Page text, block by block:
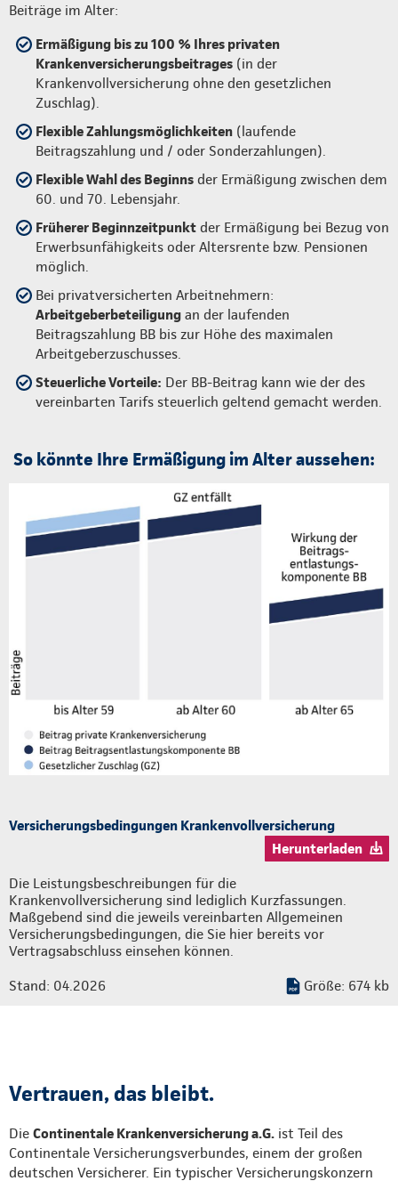
Beiträge im Alter:
Ermäßigung bis zu 100 % Ihres privaten
Krankenversicherungsbeitrages (in der
Krankenvollversicherung ohne den gesetzlichen
Zuschlag).
Flexible Zahlungsmöglichkeiten (laufende
Beitragszahlung und / oder Sonderzahlungen).
Flexible Wahl des Beginns der Ermäßigung zwischen dem
60. und 70. Lebensjahr.
Früherer Beginnzeitpunkt der Ermäßigung bei Bezug von
Erwerbsunfähigkeits oder Altersrente bzw. Pensionen
möglich.
Bei privatversicherten Arbeitnehmern:
Arbeitgeberbeteiligung an der laufenden
Beitragszahlung BB bis zur Höhe des maximalen
Arbeitgeberzuschusses.
Steuerliche Vorteile: Der BB-Beitrag kann wie der des
vereinbarten Tarifs steuerlich geltend gemacht werden.
So könnte Ihre Ermäßigung im Alter aussehen:
Versicherungsbedingungen Krankenvollversicherung
Herunterladen
Die Leistungsbeschreibungen für die
Krankenvollversicherung sind lediglich Kurzfassungen.
Maßgebend sind die jeweils vereinbarten Allgemeinen
Versicherungsbedingungen, die Sie hier bereits vor
Vertragsabschluss einsehen können.
Stand: 04.2026 Größe: 674 kb
Vertrauen, das bleibt.
Die Continentale Krankenversicherung a.G. ist Teil des
Continentale Versicherungsverbundes, einem der großen
deutschen Versicherer. Ein typischer Versicherungskonzern